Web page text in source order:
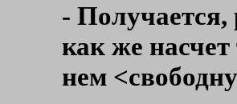
- Получается,
как же
нем